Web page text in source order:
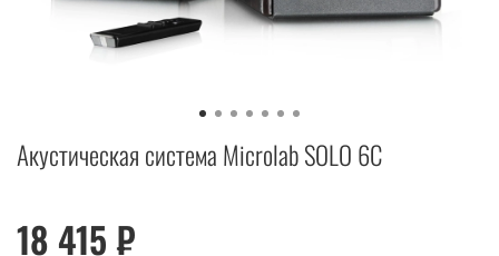
Акустическая система Microlab SOLO 6C
18 415 ₽